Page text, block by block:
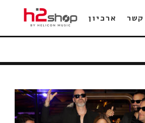
קשר ארכיון